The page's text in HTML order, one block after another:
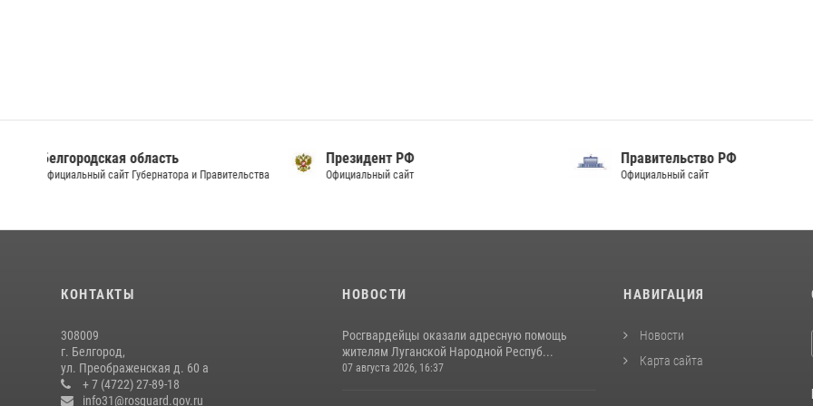
Президент РФ
Официальный сайт
Правительство РФ
Официальный сайт
Совет Федерации
Федерального Собрания РФ
КОНТАКТЫ
308009
г. Белгород,
ул. Преображенская д. 60 а
+ 7 (4722) 27-89-18
info31@rosguard.gov.ru
НОВОСТИ
Росгвардейцы оказали адресную помощь
жителям Луганской Народной Респуб...
07 августа 2026, 16:37
НАВИГАЦИЯ
Новости
Карта сайта